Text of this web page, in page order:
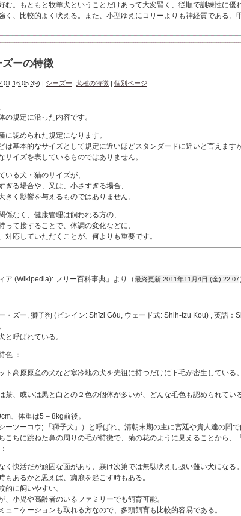
む。もともと牧羊犬ということだけあって大変賢く、従順で訓練性に
く、比較的よく吠える。また、小型ゆえにコリーよりも神経質である。
ズーの特徴
05:39) | シーズー 犬種の特徴 | 個別ページ
の規定に沿った内容です。
に認められた規定になります。
は基本的なサイズとして規定に近いほどスタンダードに近いと言えますが
サイズを表しているものではありません。
いる犬・猫のサイズが、
ぎる場合や、又は、小さすぎる場合、
きく影響を与えるものではありません。
係なく、健康管理は飼われる方の、
って接することで、体調の変化などに、
対応していただくことが、何よりも重要です。
ア (Wikipedia): フリー百科事典」より（最終更新 2011年11月4日 (金) 22:07
・ズー, 獅子狗 (ピンイン: Shīzi Gǒu, ウェード式: Shih-tzu Kou) , 英語
と呼ばれている。
色 ：
ト高原原産の犬など寒冷地の犬を先祖に持つだけに下毛が密生してい
茶、或いは黒と白との２色の個体が多いが、どんな毛色も認められて
、体重は5 – 8kg前後。
ーツーコウ; 「獅子犬」）と呼ばれ、清朝末期の主に宮廷や貴人達の間で
こちに跳ねた鼻の周りの毛が特徴で、菊の花のように見えることから、
く快活だが頑固な面があり、躾け次第では無駄吠えし扱い難い犬になる。
もあるかと思えば、癇癪を起こす時もある。
的に飼いやすい。
、小児や高齢者のいるファミリーでも飼育可能。
ュニケーションも取れる方なので、多頭飼育も比較的容易である。